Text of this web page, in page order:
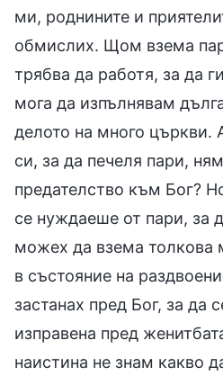
ми, роднините и
обмислих. Щом взема
трябва да работя, за да
мога да изпълнявам
делото на много църкви.
си, за да печеля пари,
предателство към Бог?
се нуждаеше от пари, за
можех да взема толкова
в състояние на
застанах пред Бог, за да
изправена пред
наистина не знам какво